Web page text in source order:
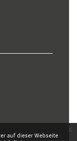
auf dieser Webseite
x